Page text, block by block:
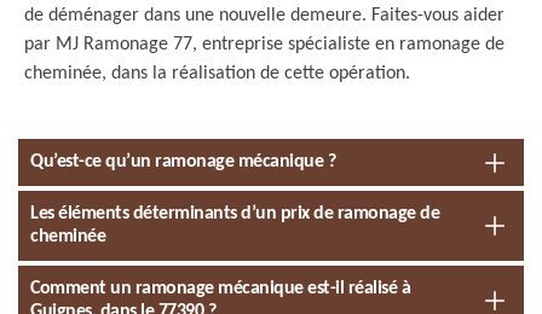
de déménager dans une nouvelle demeure. Faites-vous aider
par MJ Ramonage 77, entreprise spécialiste en ramonage de
cheminée, dans la réalisation de cette opération.
Qu’est-ce qu’un ramonage mécanique ?
Les éléments déterminants d’un prix de ramonage de
cheminée
Comment un ramonage mécanique est-il réalisé à